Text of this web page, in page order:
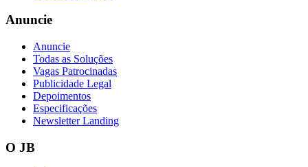
Anuncie
Anuncie
Todas as Soluções
Vagas Patrocinadas
Publicidade Legal
Depoimentos
Especificações
Newsletter Landing
O JB